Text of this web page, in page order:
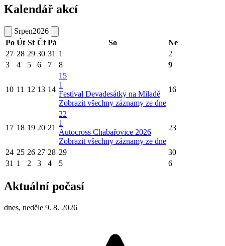
Kalendář akcí
Srpen2026
Po Út St Čt Pá So
Ne
27 28 29 30 31 1
2
3
4 5 6 7 8 9
10 11 12 13 14
15
1
Festival Devadesátky na Miladě
Zobrazit všechny záznamy ze dne
16
17 18 19 20 21
22
1
Autocross Chabařovice 2026
Zobrazit všechny záznamy ze dne
23
24 25 26 27 28 29
30
31 1 2 3 4 5 6
Aktuální počasí
dnes, neděle 9. 8. 2026